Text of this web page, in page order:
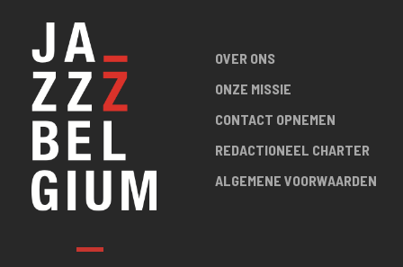
OVER ONS
ONZE MISSIE
CONTACT OPNEMEN
REDACTIONEEL CHARTER
ALGEMENE VOORWAARDEN